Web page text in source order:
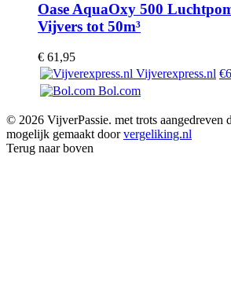
Oase AquaOxy 500
Vijvers tot 50m³
€ 61,95
Vijverexpress.nl
Bol.com
© 2026 VijverPassie. met trots aangedreven
mogelijk gemaakt doorvergeliking.nl
Terug naar boven